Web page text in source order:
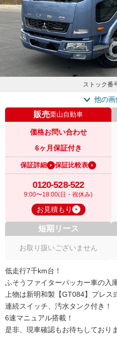
ストック番
他の画
販売栗山自動車
価格お問い合わせ
6ヶ月保証付き
保証詳細 保証比較表
0120-528-522
9:00〜18:00(日・祝休み)
お見積もり
短期リース
お取り扱いございません
低走行7千km台！
ふそうファイターパッカー車の入
上物は新明和製【GT084】プレス
連続スイッチ、汚水タンク付き！
6速マニュアル搭載！
是非、現車確認もお待ちしており